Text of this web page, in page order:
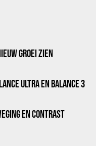
GROEI ZIEN
ULTRA EN BALANCE 3
EN CONTRAST